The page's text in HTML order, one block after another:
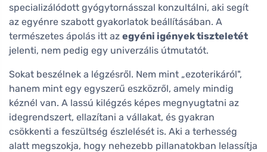
specializálódott gyógytornásszal konzultálni, aki segít
az egyénre szabott gyakorlatok beállításában. A
természetes ápolás itt az egyéni igények tiszteletét
jelenti, nem pedig egy univerzális útmutatót.
Sokat beszélnek a légzésről. Nem mint „ezoterikáról",
hanem mint egy egyszerű eszközről, amely mindig
kéznél van. A lassú kilégzés képes megnyugtatni az
idegrendszert, ellazítani a vállakat, és gyakran
csökkenti a feszültség észlelését is. Aki a terhesség
alatt megszokja, hogy nehezebb pillanatokban lelassítja